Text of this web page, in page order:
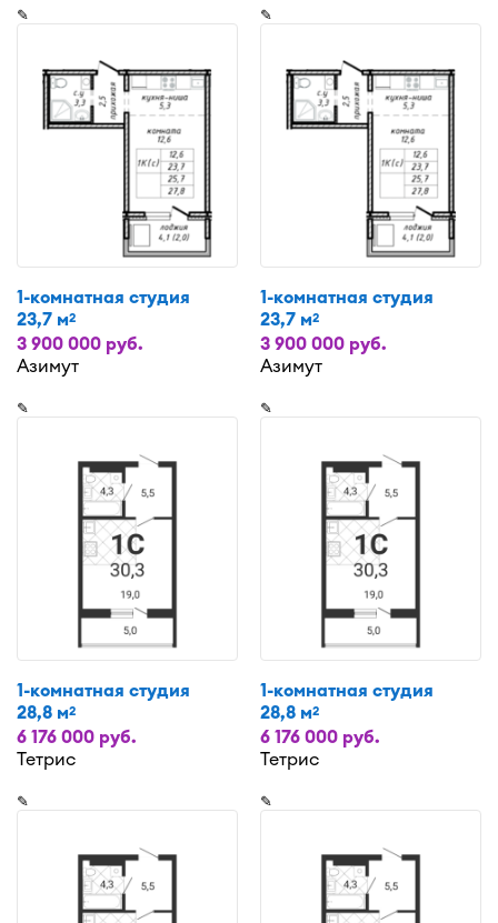
✎
1-комнатная студия
23,7 м2
3 900 000 руб.
Азимут
✎
1-комнатная студия
23,7 м2
3 900 000 руб.
Азимут
✎
1-комнатная студия
28,8 м2
6 176 000 руб.
Тетрис
✎
1-комнатная студия
28,8 м2
6 176 000 руб.
Тетрис
✎ ✎